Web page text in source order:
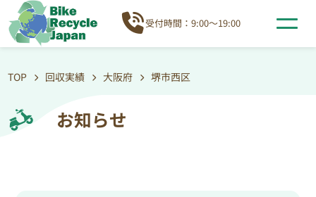
受付時間：9:00～19:00
TOP 回収実績 大阪府 堺市西区
お知らせ